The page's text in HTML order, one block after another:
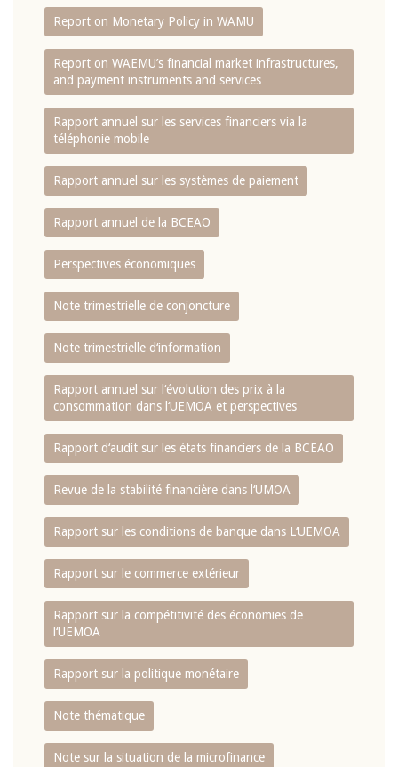
Report on Monetary Policy in WAMU
Report on WAEMU’s financial market infrastructures,
and payment instruments and services
Rapport annuel sur les services financiers via la
téléphonie mobile
Rapport annuel sur les systèmes de paiement
Rapport annuel de la BCEAO
Perspectives économiques
Note trimestrielle de conjoncture
Note trimestrielle d‘information
Rapport annuel sur l‘évolution des prix à la
consommation dans l‘UEMOA et perspectives
Rapport d‘audit sur les états financiers de la BCEAO
Revue de la stabilité financière dans l‘UMOA
Rapport sur les conditions de banque dans L‘UEMOA
Rapport sur le commerce extérieur
Rapport sur la compétitivité des économies de
l‘UEMOA
Rapport sur la politique monétaire
Note thématique
Note sur la situation de la microfinance